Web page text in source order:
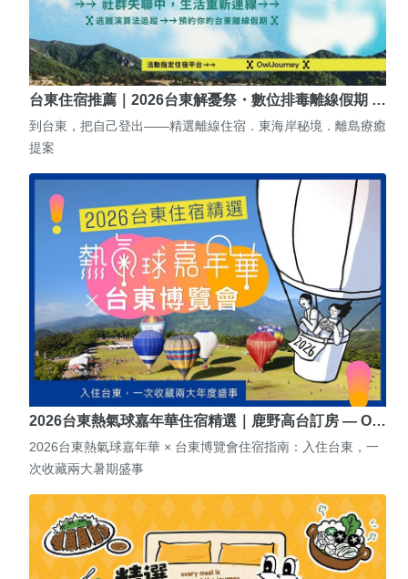
台東住宿推薦｜2026台東解憂祭・數位排毒離線假期 …
到台東，把自己登出——精選離線住宿．東海岸秘境．離島療癒
提案
2026台東熱氣球嘉年華住宿精選｜鹿野高台訂房 — O…
2026台東熱氣球嘉年華 × 台東博覽會住宿指南：入住台東，一
次收藏兩大暑期盛事